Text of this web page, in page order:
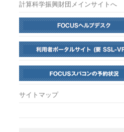
計算科学振興財団メインサイトへ
サイトマップ